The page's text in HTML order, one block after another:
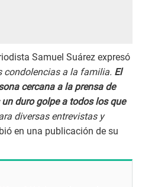
Samuel Suárez expresó
condolencias a la familia. El
cercana a la prensa de
un duro golpe a todos los que
diversas entrevistas y
en una publicación de su